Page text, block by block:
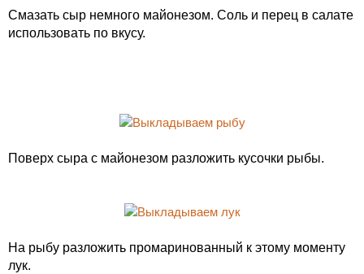
Смазать сыр немного майонезом. Соль и перец в салате
использовать по вкусу.
Поверх сыра с майонезом разложить кусочки рыбы.
На рыбу разложить промаринованный к этому моменту
лук.